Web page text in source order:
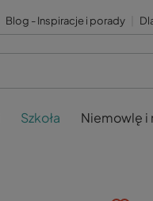
Blog - Inspiracje i porady
Szkoła Niemowlę i